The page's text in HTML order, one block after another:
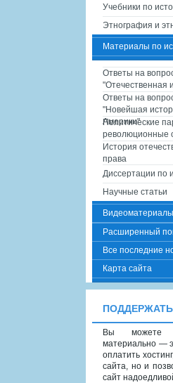
Учебники по
Этнография и
Материалы по
Ответы на
"Отечественная
Ответы на
"Новейшая
Америки"
Политические
революционные
История
права
Диссертации по
Научные статьи
Видеоматериалы
Расширенный
Все последние
Карта сайта
Вы можете
материально —
оплатить
сайта, но и
сайт